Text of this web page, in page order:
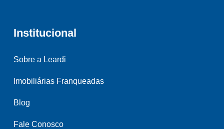
Institucional
Sobre a Leardi
Imobiliárias Franqueadas
Blog
Fale Conosco